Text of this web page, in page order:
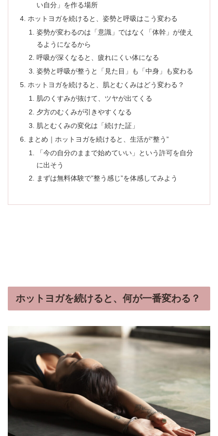
い自分」を作る場所
ホットヨガを続けると、姿勢と呼吸はこう変わる
姿勢が変わるのは「意識」ではなく「体幹」が使え
るようになるから
呼吸が深くなると、疲れにくい体になる
姿勢と呼吸が整うと「見た目」も「中身」も変わる
ホットヨガを続けると、肌とむくみはどう変わる？
肌のくすみが抜けて、ツヤが出てくる
夕方のむくみが引きやすくなる
肌とむくみの変化は「続けた証」
まとめ｜ホットヨガを続けると、生活が“整う”
「今の自分のままで始めていい」という許可を自分
に出そう
まずは無料体験で”整う感じ”を体感してみよう
ホットヨガを続けると、何が一番変わる？